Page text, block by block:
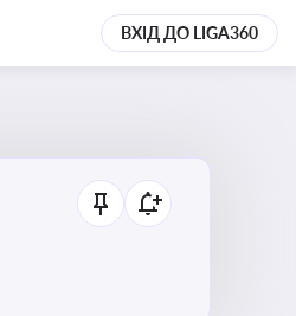
ВХІД ДО LIGA360